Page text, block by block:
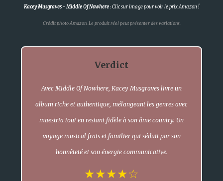
Kacey Musgraves -Middle Of Nowhere: Clic sur image pour voir le prix Amazon !
Crédit photo Amazon. Le produit réel peut présenter des variations.
Verdict
Avec Middle Of Nowhere , Kacey Musgraves livre un
album riche et authentique, mélangeant les genres avec
maestria tout en restant fidèle à son âme country. Un
voyage musical frais et familier qui séduit par son
honnêteté et son énergie communicative.
★★★★☆